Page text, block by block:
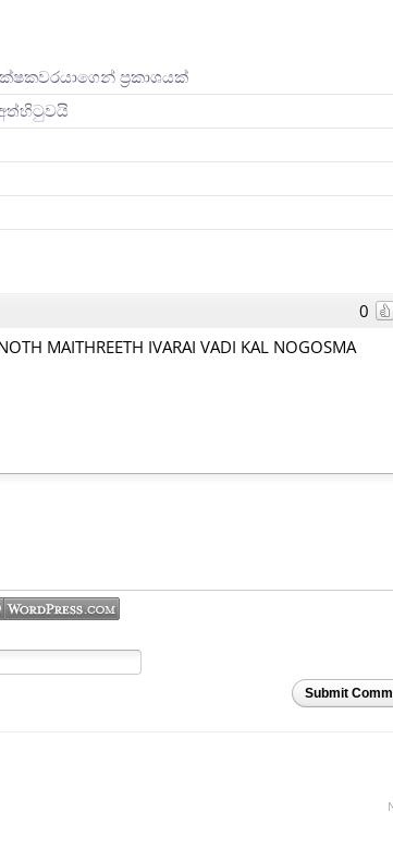
ප්‍රකාශයක්
0
MAITHREETH IVARAI VADI KAL NOGOSMA
Submit